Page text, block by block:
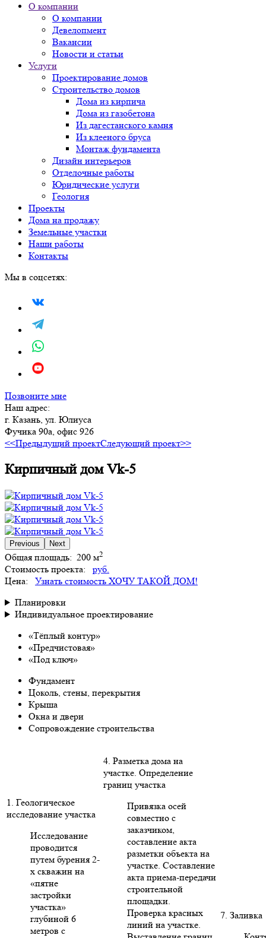
О компании
О компании
Девелопмент
Вакансии
Новости и статьи
Услуги
Проектирование домов
Строительство домов
Дома из кирпича
Дома из газобетона
Из дагестанского камня
Из клееного бруса
Монтаж фундамента
Дизайн интерьеров
Отделочные работы
Юридические услуги
Геология
Проекты
Дома на продажу
Земельные участки
Наши работы
Контакты
Мы в соцсетях:
Позвоните мне
Наш адрес:
г. Казань, ул. Юлиуса
Фучика 90а, офис 926
<<Предыдущий проектСледующий проект>>
Кирпичный дом Vk-5
Previous Next
Общая площадь: 200 м2
Стоимость проекта:
руб.
Цена:
Узнать стоимость ХОЧУ ТАКОЙ ДОМ!
Планировки
Индивидуальное проектирование
«Тёплый контур»
«Предчистовая»
«Под ключ»
Фундамент
Цоколь, стены, перекрытия
Крыша
Окна и двери
Сопровождение строительства
1. Геологическое
исследование участка
Исследование
проводится
путем бурения 2-
х скважин на
«пятне
застройки
участка»
глубиной 6
метров с
4. Разметка дома на
участке. Определение
границ участка
Привязка осей
совместно с
заказчиком,
составление акта
разметки объекта на
участке. Составление
акта приема-передачи
строительной
площадки.
Проверка красных
линий на участке.
7. Заливка